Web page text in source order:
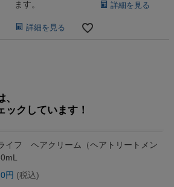
ます。
詳細を見る
詳細を見る
ックしています！
イフ ヘアクリーム（ヘアトリートメン
円 (税込)